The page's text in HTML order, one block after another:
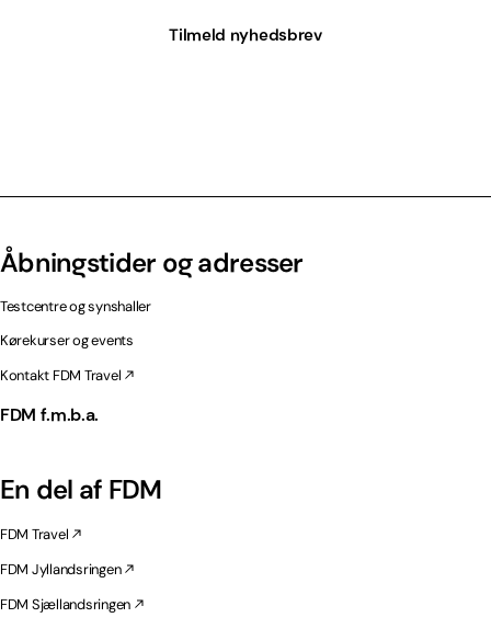
Tilmeld nyhedsbrev
Åbningstider og adresser
Testcentre og synshaller
Kørekurser og events
Kontakt FDM Travel
FDM f.m.b.a.
En del af FDM
FDM Travel
FDM Jyllandsringen
FDM Sjællandsringen